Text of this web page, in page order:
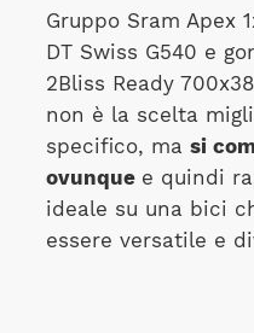
Gruppo Sram Apex
DT Swiss G540 e
2Bliss Ready
non è la scelta
specifico, ma si
ovunque e quindi
ideale su una bici
essere versatile e